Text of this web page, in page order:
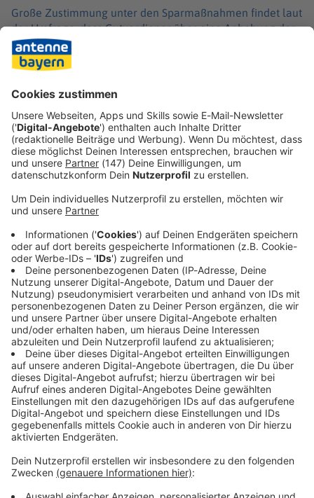
Große Zustimmung unter den Sparmaßnahmen findet laut
der Umfrage, dass Gutverdiener über eine Anhebung der
Bemessungsgrenze auf einen größeren Einkommensteil
Beiträge zahlen sollen. Mehrheitlich positiv kommt auch
an, dass homöopathische Mittel nicht mehr von den
Kassen bezahlt werden sollen. Klar abgelehnt wird etwa
Immer auf dem Laufenden
bleiben!
Verpass' nichts mehr - mit unserem kostenlosen
ANTENNE BAYERN Newsletter. Ob Nachrichten,
Lifestyle oder unsere neuesten Aktionen - wir
informieren dich.